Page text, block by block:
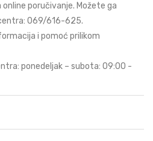
poručivanje. Možete ga
069/616-625.
i pomoć prilikom
ponedeljak – subota: 09:00 -